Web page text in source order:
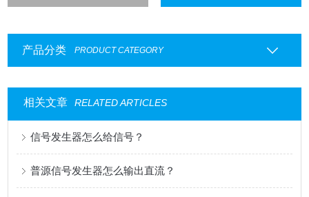
产品分类 PRODUCT CATEGORY
相关文章 RELATED ARTICLES
信号发生器怎么给信号？
普源信号发生器怎么输出直流？